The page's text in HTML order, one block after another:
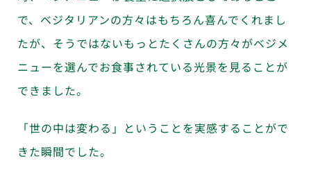
で、ベジタリアンの方々はもちろん喜んでくれまし
たが、そうではないもっとたくさんの方々がベジメ
ニューを選んでお食事されている光景を見ることが
できました。
「世の中は変わる」ということを実感することがで
きた瞬間でした。